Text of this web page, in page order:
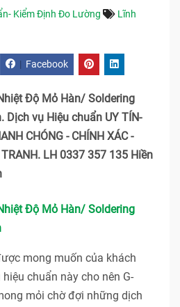
Kiểm Định Đo Lường
Lĩnh
| Facebook
Độ Mỏ Hàn/ Soldering
Dịch vụ Hiệu chuẩn UY TÍN-
CHÓNG - CHÍNH XÁC -
TRANH. LH 0337 357 135 Hiền
Độ Mỏ Hàn/ Soldering
mong muốn của khách
chuẩn này cho nên G-
mỏi chờ đợi những dịch